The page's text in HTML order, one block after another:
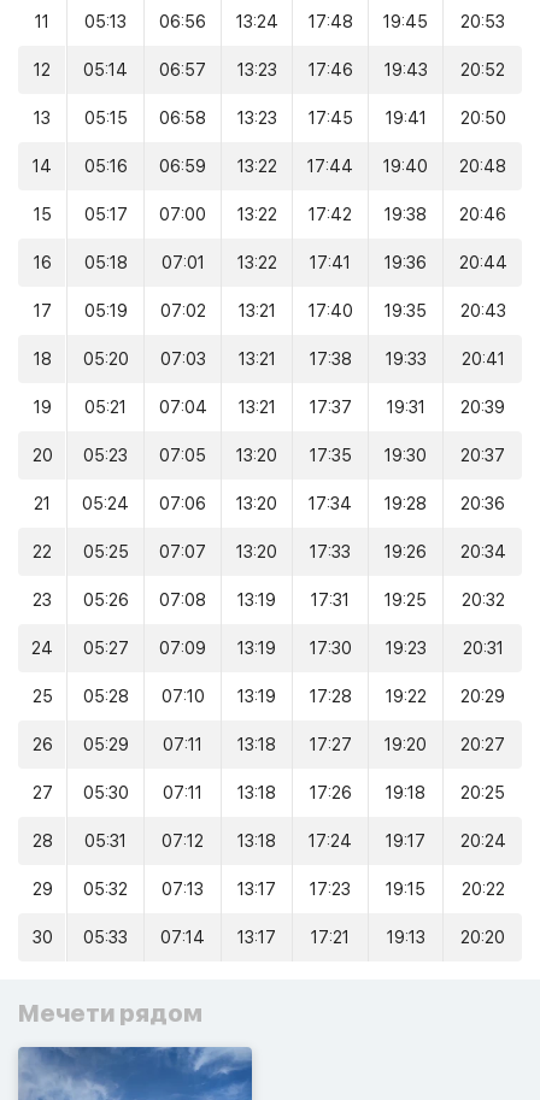
11 05:13 06:56 13:24 17:48 19:45 20:53
12 05:14 06:57 13:23 17:46 19:43 20:52
13 05:15 06:58 13:23 17:45 19:41 20:50
14 05:16 06:59 13:22 17:44 19:40 20:48
15 05:17 07:00 13:22 17:42 19:38 20:46
16 05:18 07:01 13:22 17:41 19:36 20:44
17 05:19 07:02 13:21 17:40 19:35 20:43
18 05:20 07:03 13:21 17:38 19:33 20:41
19 05:21 07:04 13:21 17:37 19:31 20:39
20 05:23 07:05 13:20 17:35 19:30 20:37
21 05:24 07:06 13:20 17:34 19:28 20:36
22 05:25 07:07 13:20 17:33 19:26 20:34
23 05:26 07:08 13:19 17:31 19:25 20:32
24 05:27 07:09 13:19 17:30 19:23 20:31
25 05:28 07:10 13:19 17:28 19:22 20:29
26 05:29 07:11 13:18 17:27 19:20 20:27
27 05:30 07:11 13:18 17:26 19:18 20:25
28 05:31 07:12 13:18 17:24 19:17 20:24
29 05:32 07:13 13:17 17:23 19:15 20:22
30 05:33 07:14 13:17 17:21 19:13 20:20
Мечети рядом